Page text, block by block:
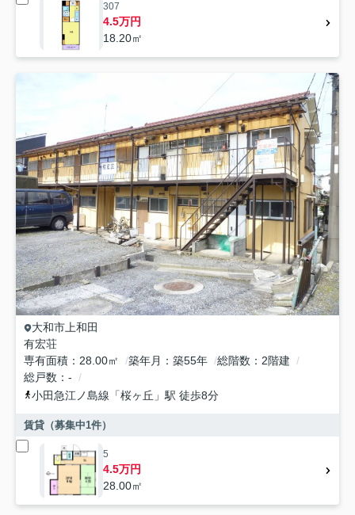
307
4.5万円
18.20㎡
大和市上和田
有宏荘
専有面積
28.00㎡ 築年月 築55年 総階数
2階建
総戸数
-
小田急江ノ島線 「桜ヶ丘 」駅 徒歩8分
賃貸（募集中1件）
5
4.5万円
28.00㎡